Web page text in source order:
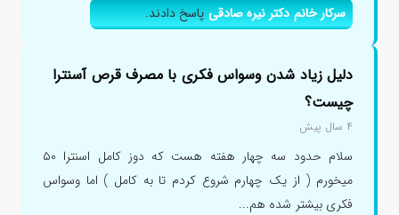
سرکار خانم دکتر نیره صادقیپاسخ دادند.
دلیل زیاد شدن وسواس فکری با مصرف قرص آسنترا
چیست؟
۴ سال پیش
سلام حدود سه چهار هفته هست که دوز کامل اسنترا ۵۰
میخورم ( از یک چهارم شروع کردم تا به کامل ) اما وسواس
فکری بیشتر شده هم...